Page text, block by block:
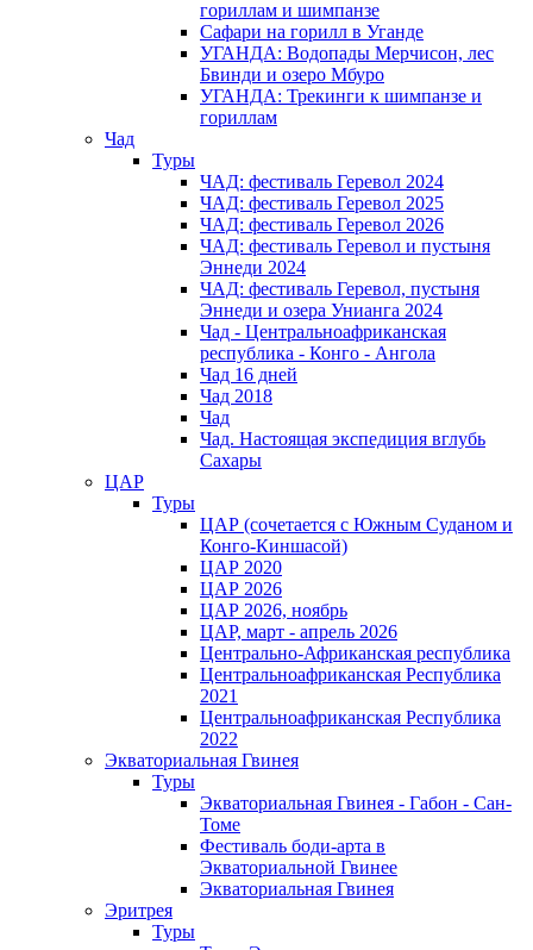
гориллам и шимпанзе
Сафари на горилл в Уганде
УГАНДА: Водопады Мерчисон, лес
Бвинди и озеро Мбуро
УГАНДА: Трекинги к шимпанзе и
гориллам
Чад
Туры
ЧАД: фестиваль Геревол 2024
ЧАД: фестиваль Геревол 2025
ЧАД: фестиваль Геревол 2026
ЧАД: фестиваль Геревол и пустыня
Эннеди 2024
ЧАД: фестиваль Геревол, пустыня
Эннеди и озера Унианга 2024
Чад - Центральноафриканская
республика - Конго - Ангола
Чад 16 дней
Чад 2018
Чад
Чад. Настоящая экспедиция вглубь
Сахары
ЦАР
Туры
ЦАР (сочетается с Южным Суданом и
Конго-Киншасой)
ЦАР 2020
ЦАР 2026
ЦАР 2026, ноябрь
ЦАР, март - апрель 2026
Центрально-Африканская республика
Центральноафриканская Республика
2021
Центральноафриканская Республика
2022
Экваториальная Гвинея
Туры
Экваториальная Гвинея - Габон - Сан-
Томе
Фестиваль боди-арта в
Экваториальной Гвинее
Экваториальная Гвинея
Эритрея
Туры